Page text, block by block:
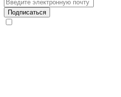
Подписаться